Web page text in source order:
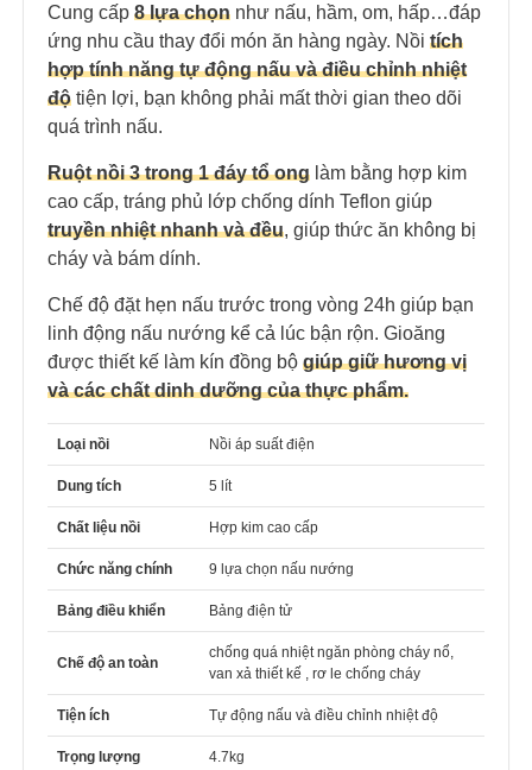
Cung cấp 8 lựa chọn như nấu, hầm, om, hấp…đáp
ứng nhu cầu thay đổi món ăn hàng ngày. Nồi tích
hợp tính năng tự động nấu và điều chỉnh nhiệt
độ tiện lợi, bạn không phải mất thời gian theo dõi
quá trình nấu.
Ruột nồi 3 trong 1 đáy tổ ong làm bằng hợp kim
cao cấp, tráng phủ lớp chống dính Teflon giúp
truyền nhiệt nhanh và đều, giúp thức ăn không bị
cháy và bám dính.
Chế độ đặt hẹn nấu trước trong vòng 24h giúp bạn
linh động nấu nướng kể cả lúc bận rộn. Gioăng
được thiết kế làm kín đồng bộ giúp giữ hương vị
và các chất dinh dưỡng của thực phẩm.
Loại nồi Nồi áp suất điện
Dung tích 5 lít
Chất liệu nồi Hợp kim cao cấp
Chức năng chính 9 lựa chọn nấu nướng
Bảng điều khiển Bảng điện tử
Chế độ an toàn
chống quá nhiệt ngăn phòng cháy nổ,
van xả thiết kế , rơ le chống cháy
Tiện ích Tự động nấu và điều chỉnh nhiệt độ
Trọng lượng 4.7kg